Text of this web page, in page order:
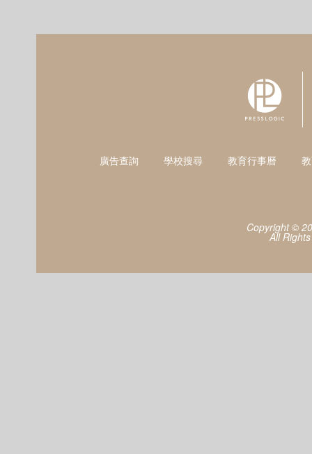
廣告查詢 學校搜尋 教育行事曆
Copyright ©
All